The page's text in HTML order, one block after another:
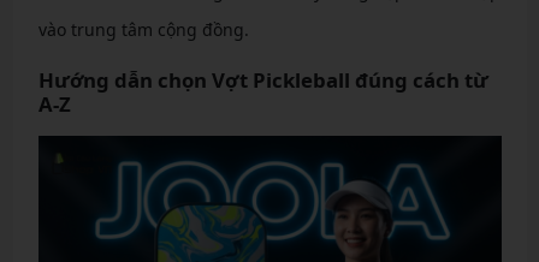
vào trung tâm cộng đồng.
Hướng dẫn chọn Vợt Pickleball đúng cách từ
A-Z